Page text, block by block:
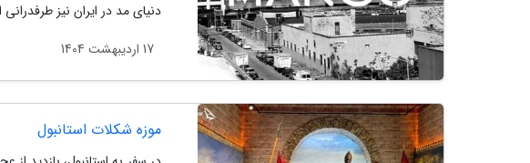
دنیای مد در ایران نیز
17 اردیبهشت 1404
موزه شکلات استانبول